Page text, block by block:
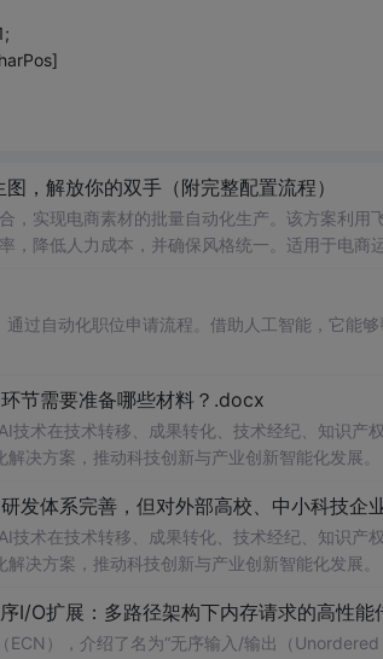
，解放你的双手（附完整配置流程）
，实现电商素材的批量自动化生产。该方案利用
，降低人力成本，并确保风格统一。适用于电商
过自动化职位申请流程。借助人工智能，它能
节需要准备哪些材料？.docx
术在技术转移、成果转化、技术经纪、知识产
决方案，推动科技创新与产业创新智能化发展。
发体系完善，但对外部高校、中小科技企
术在技术转移、成果转化、技术经纪、知识产
决方案，推动科技创新与产业创新智能化发展。
I/O扩展：多路径架构下内存请求的高性能
），介绍了名为“无序输入/输出（